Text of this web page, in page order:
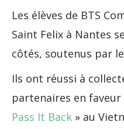
Les élèves de BTS
Saint Felix à Nantes
côtés, soutenus par
Ils ont réussi à
partenaires en
Pass It Back » au